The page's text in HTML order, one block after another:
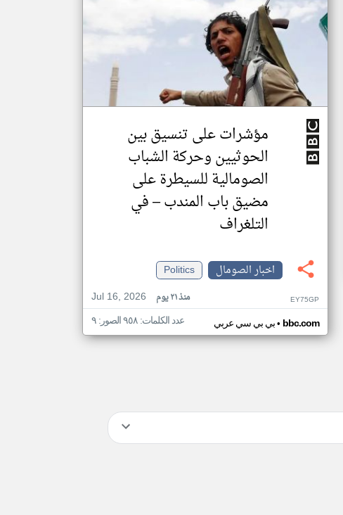
مؤشرات على تنسيق بين
الحوثيين وحركة الشباب
الصومالية للسيطرة على
مضيق باب المندب – في
التلغراف
اخبار الصومال
Politics
Jul 16, 2026
منذ ٢١ يوم EY75GP
بي بي سي عربي• bbc.com عدد الكلمات: ٩٥٨ الصور: ٩